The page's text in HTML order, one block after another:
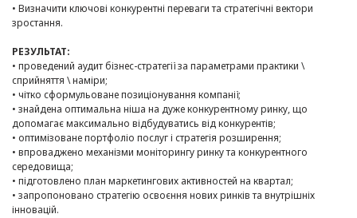
• Визначити ключові конкурентні переваги та стратегічні вектори
зростання.
РЕЗУЛЬТАТ:
• проведений аудит бізнес-стратегії за параметрами практики \
сприйняття \ наміри;
• чітко сформульоване позиціонування компанії;
• знайдена оптимальна ніша на дуже конкурентному ринку, що
допомагає максимально відбудуватись від конкурентів;
• оптимізоване портфоліо послуг і стратегія розширення;
• впроваджено механізми моніторингу ринку та конкурентного
середовища;
• підготовлено план маркетингових активностей на квартал;
• запропоновано стратегію освоєння нових ринків та внутрішніх
інновацій.